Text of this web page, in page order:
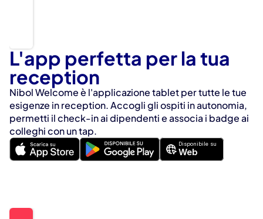
L'app perfetta per la tua
reception
Nibol Welcome è l'applicazione tablet per tutte le tue
esigenze in reception. Accogli gli ospiti in autonomia,
permetti il check-in ai dipendenti e associa i badge ai
colleghi con un tap.
Disponibile su
Web